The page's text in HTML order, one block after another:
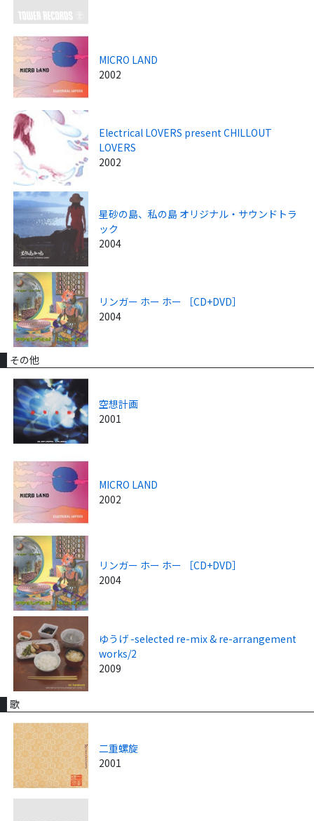
MICRO LAND
2002
Electrical LOVERS present CHILLOUT
LOVERS
2002
星砂の島、私の島 オリジナル・サウンドトラ
ック
2004
リンガー ホー ホー ［CD+DVD］
2004
その他
空想計画
2001
MICRO LAND
2002
リンガー ホー ホー ［CD+DVD］
2004
ゆうげ -selected re-mix & re-arrangement
works/2
2009
歌
二重螺旋
2001